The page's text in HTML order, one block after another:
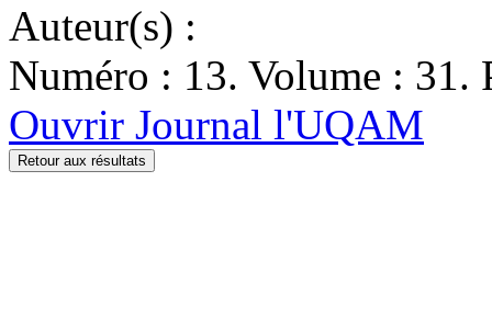
Auteur(s) :
Numéro : 13. Volume : 31.
Ouvrir Journal l'UQAM
Retour aux résultats